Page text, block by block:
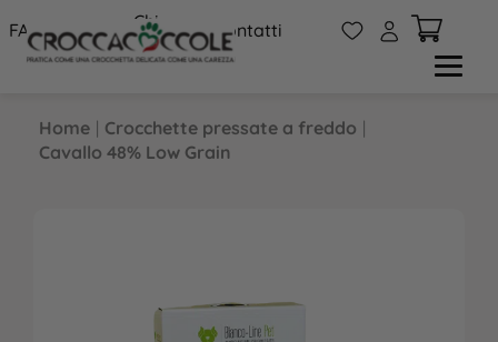
FAQs
Chi
siamo
Contatti W A
Home | Crocchette pressate a freddo |
Cavallo 48% Low Grain